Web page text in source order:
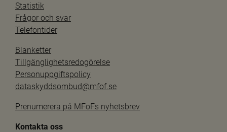
Statistik
Frågor och svar
Telefontider
Blanketter
Tillgänglighetsredogörelse
Personuppgiftspolicy
dataskyddsombud@mfof.se
Prenumerera på MFoFs nyhetsbrev
Kontakta oss